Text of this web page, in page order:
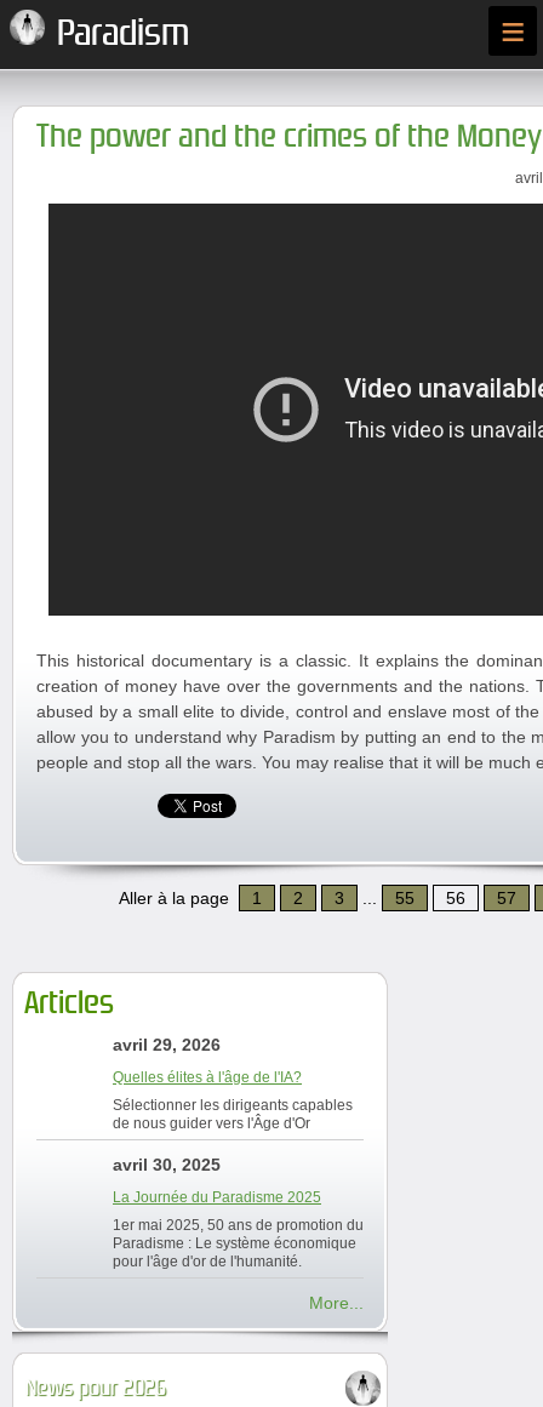
Paradism ≡
The power and the crimes of the
This historical documentary is a classic. It explains the
creation of money have over the governments and the nations.
abused by a small elite to divide, control and enslave most of
allow you to understand why Paradism by putting an end to the
people and stop all the wars. You may realise that it will be much
Aller à la page 1 2 3 55 56 57
Articles
avril 29, 2026
Quelles élites à l'âge de l'IA?
Sélectionner les dirigeants capables
de nous guider vers l'Âge d'Or
avril 30, 2025
La Journée du Paradisme 2025
1er mai 2025, 50 ans de promotion du
Paradisme : Le système économique
pour l'âge d'or de l'humanité.
More...
News pour 2026